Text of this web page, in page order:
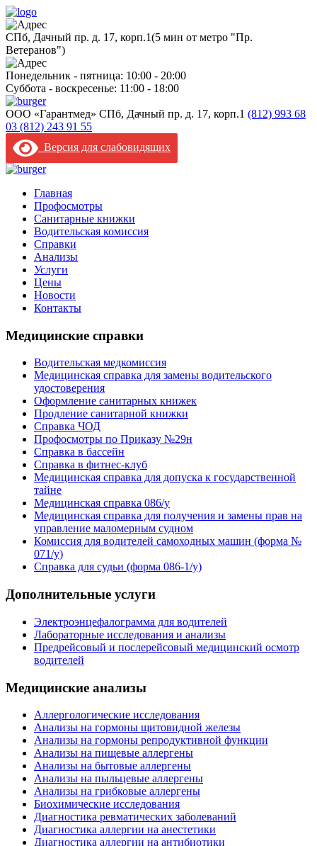
CПб, Дачный пр. д. 17, корп.1(5 мин от метро "Пр.
Ветеранов")
Понедельник - пятница: 10:00 - 20:00
Суббота - воскресенье: 11:00 - 18:00
ООО «Гарантмед» CПб, Дачный пр. д. 17, корп.1 (812) 993 68
03 (812) 243 91 55
Версия для слабовидящих
Главная
Профосмотры
Санитарные книжки
Водительская комиссия
Справки
Анализы
Услуги
Цены
Новости
Контакты
Медицинские справки
Водительская медкомиссия
Медицинская справка для замены водительского
удостоверения
Оформление санитарных книжек
Продление санитарной книжки
Справка ЧОД
Профосмотры по Приказу №29н
Справка в бассейн
Справка в фитнес-клуб
Медицинская справка для допуска к государственной
тайне
Медицинская справка 086/у
Медицинская справка для получения и замены прав на
управление маломерным судном
Комиссия для водителей самоходных машин (форма №
071/у)
Справка для судьи (форма 086-1/у)
Дополнительные услуги
Электроэнцефалограмма для водителей
Лабораторные исследования и анализы
Предрейсовый и послерейсовый медицинский осмотр
водителей
Медицинские анализы
Аллергологические исследования
Анализы на гормоны щитовидной железы
Анализы на гормоны репродуктивной функции
Анализы на пищевые аллергены
Анализы на бытовые аллергены
Анализы на пыльцевые аллергены
Анализы на грибковые аллергены
Биохимические исследования
Диагностика ревматических заболеваний
Диагностика аллергии на анестетики
Диагностика аллергии на антибиотики